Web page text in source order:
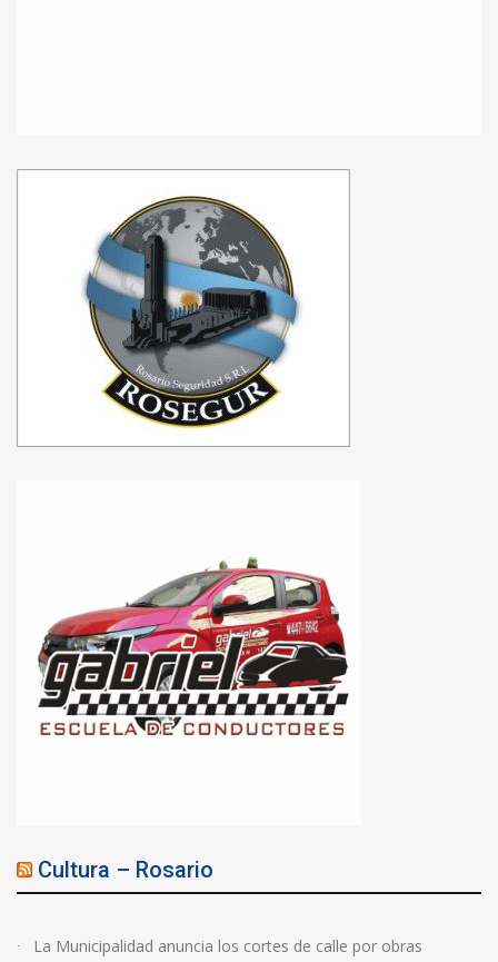
Cultura – Rosario
La Municipalidad anuncia los cortes de calle por obras